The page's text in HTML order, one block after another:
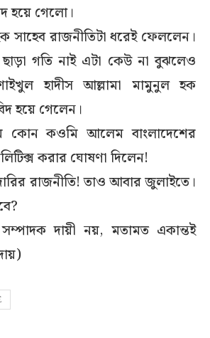
হয়ে গেলো।
রাজনীতিটা ধরেই ফেললেন।
ছাড়া গতি নাই এটা কেউ না বুঝলেও
হাদীস আল্লামা মামুনুল হক
হয়ে গেলেন।
কোন কওমি আলেম বাংলাদেশের
করার ঘোষণা দিলেন!
রাজনীতি! তাও আবার জুলাইতে।
দায়ী নয়, মতামত একান্তই